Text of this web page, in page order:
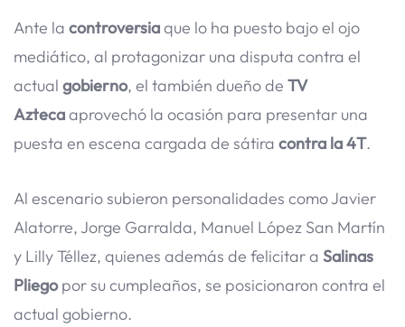
Ante la controversiaque lo ha puesto bajo el ojo
mediático, al protagonizar una disputa contra el
actual gobierno, el también dueño de TV
Aztecaaprovechó la ocasión para presentar una
puesta en escena cargada de sátira contra la 4T.
Al escenario subieron personalidades como Javier
Alatorre, Jorge Garralda, Manuel López San Martín
y Lilly Téllez, quienes además de felicitar a Salinas
Pliegopor su cumpleaños, se posicionaron contra el
actual gobierno.